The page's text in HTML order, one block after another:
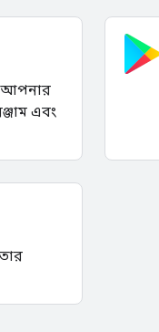
আপনার
এবং